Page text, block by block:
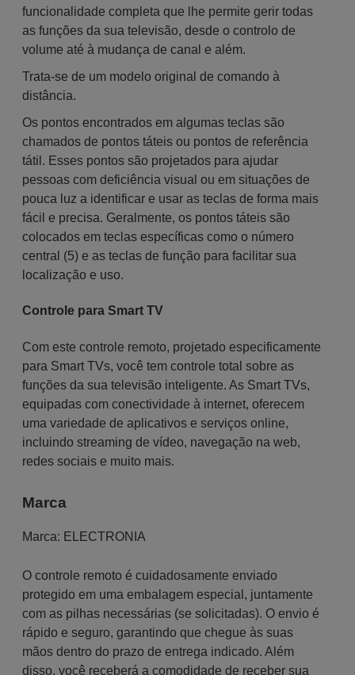
funcionalidade completa que lhe permite gerir todas
as funções da sua televisão, desde o controlo de
volume até à mudança de canal e além.
Trata-se de um modelo original de comando à
distância.
Os pontos encontrados em algumas teclas são
chamados de pontos táteis ou pontos de referência
tátil. Esses pontos são projetados para ajudar
pessoas com deficiência visual ou em situações de
pouca luz a identificar e usar as teclas de forma mais
fácil e precisa. Geralmente, os pontos táteis são
colocados em teclas específicas como o número
central (5) e as teclas de função para facilitar sua
localização e uso.
Controle para Smart TV
Com este controle remoto, projetado especificamente
para Smart TVs, você tem controle total sobre as
funções da sua televisão inteligente. As Smart TVs,
equipadas com conectividade à internet, oferecem
uma variedade de aplicativos e serviços online,
incluindo streaming de vídeo, navegação na web,
redes sociais e muito mais.
Marca
Marca: ELECTRONIA
O controle remoto é cuidadosamente enviado
protegido em uma embalagem especial, juntamente
com as pilhas necessárias (se solicitadas). O envio é
rápido e seguro, garantindo que chegue às suas
mãos dentro do prazo de entrega indicado. Além
disso, você receberá a comodidade de receber sua